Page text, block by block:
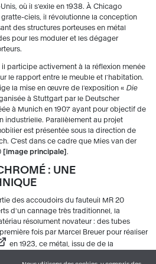
où il s'exile en 1938. À Chicago
ciels, il révolutionne la conception
des structures porteuses en métal
pour les moduler et les dégager
il participe activement à la réflexion menée
le rapport entre le meuble et l'habitation.
la mise en œuvre de l'exposition « Die
à Stuttgart par le Deutscher
à Munich en 1907 ayant pour objectif de
industrielle. Parallèlement au projet
est présentée sous la direction de
C'est dans ce cadre que Mies van der
image principale .
: UNE
des accoudoirs du fauteuil MR 20
d'un cannage très traditionnel, la
résolument novateur : des tubes
fois par Marcel Breuer pour réaliser
en 1923, ce métal, issu de de la
pour les créateurs de nombreuses